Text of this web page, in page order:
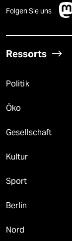
Folgen Sie uns
Ressorts
Politik
Öko
Gesellschaft
Kultur
Sport
Berlin
Nord